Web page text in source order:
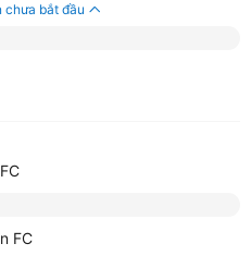
chưa bắt đầu
FC